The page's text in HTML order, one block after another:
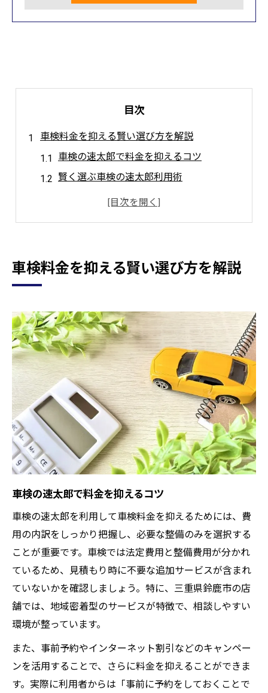
目次
車検料金を抑える賢い選び方を解説
車検の速太郎で料金を抑えるコツ
賢く選ぶ車検の速太郎利用術
車検料金比較で速太郎が人気な理由
安心できる車検の速太郎利用のポイント
速太郎の車検で失敗しない安心感
安心を重視した速太郎の車検サービス
車検の速太郎が支持される安心ポイント
鈴鹿市で納得のいく車検費用比較法
車検の速太郎料金を他店と比較しよう
鈴鹿市で速太郎の車検費用を検証
車検料金と速太郎の納得できる差
鈴鹿市で速太郎と他店を比べる基準
車検の速太郎で明朗会計を実現する
車検料金の内訳が明確な速太郎の魅力
追加料金が発生しにくい速太郎の特徴
車検の速太郎を選ぶ明朗会計の理由
自分に合う車検サービスを見極めるコツ
車検の速太郎で自分に合う店舗を探す
車検料金と速太郎サービスの選び方
速太郎で自分に最適な車検を選ぶ方法
車検料金を抑える賢い選び方を解説
車検の速太郎で料金を抑えるコツ
車検の速太郎を利用して車検料金を抑えるためには、費
用の内訳をしっかり把握し、必要な整備のみを選択する
ことが重要です。車検では法定費用と整備費用が分かれ
ているため、見積もり時に不要な追加サービスが含まれ
ていないかを確認しましょう。特に、三重県鈴鹿市の店
舗では、地域密着型のサービスが特徴で、相談しやすい
環境が整っています。
また、事前予約やインターネット割引などのキャンペー
ンを活用することで、さらに料金を抑えることができま
す。実際に利用者からは「事前に予約をしておくことで